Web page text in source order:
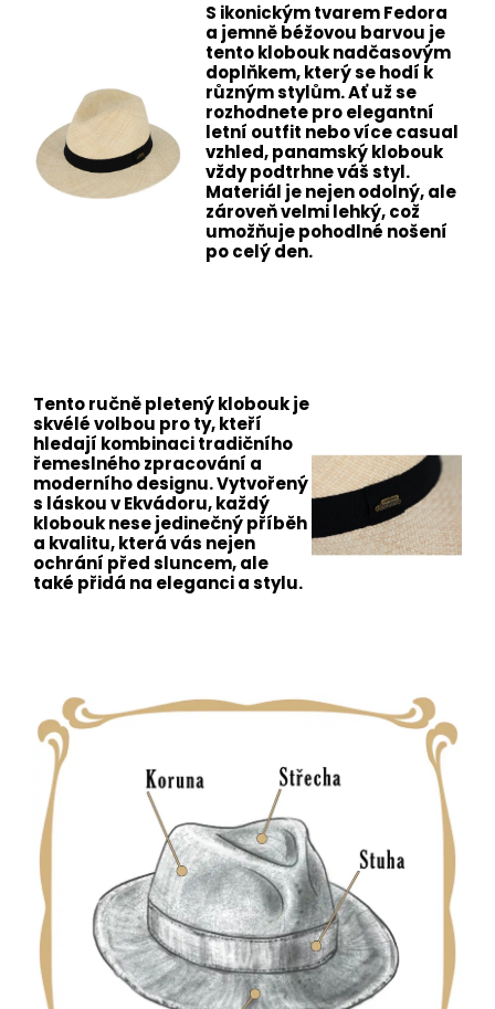
S ikonickým tvarem Fedora
a jemně béžovou barvou je
tento klobouk nadčasovým
doplňkem, který se hodí k
různým stylům. Ať už se
rozhodnete pro elegantní
letní outfit nebo více casual
vzhled, panamský klobouk
vždy podtrhne váš styl.
Materiál je nejen odolný, ale
zároveň velmi lehký, což
umožňuje pohodlné nošení
po celý den.
Tento ručně pletený klobouk je
skvélé volbou pro ty, kteří
hledají kombinaci tradičního
řemeslného zpracování a
moderního designu. Vytvořený
s láskou v Ekvádoru, každý
klobouk nese jedinečný příběh
a kvalitu, která vás nejen
ochrání před sluncem, ale
také přidá na eleganci a stylu.